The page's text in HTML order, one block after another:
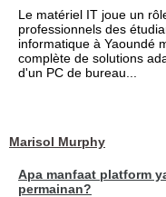
Le matériel IT joue un
professionnels des
informatique à Yaoundé
complète de solutions
d'un PC de bureau...
Marisol Murphy
Apa manfaat platform
permainan?